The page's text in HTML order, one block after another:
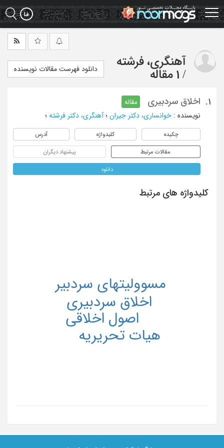
Skip
to
main
آهنگری، فرشته
/ 1 مقاله دانلود فهرست مقالات نویسنده
1. اخلاق سردبیری
مقاله
نویسنده : خوانساری، دکتر جیران ؛ آهنگری، دکتر فرشته ؛
چکیده کلیدواژه آدرس
مقالات مرتبط پیشنهاد دیگران
دانلود
کلیدواژه های مرتبط
اخلاق سردبیری
اصول اخلاقی
مسوولیتهای سردبیر
هیات تحریریه